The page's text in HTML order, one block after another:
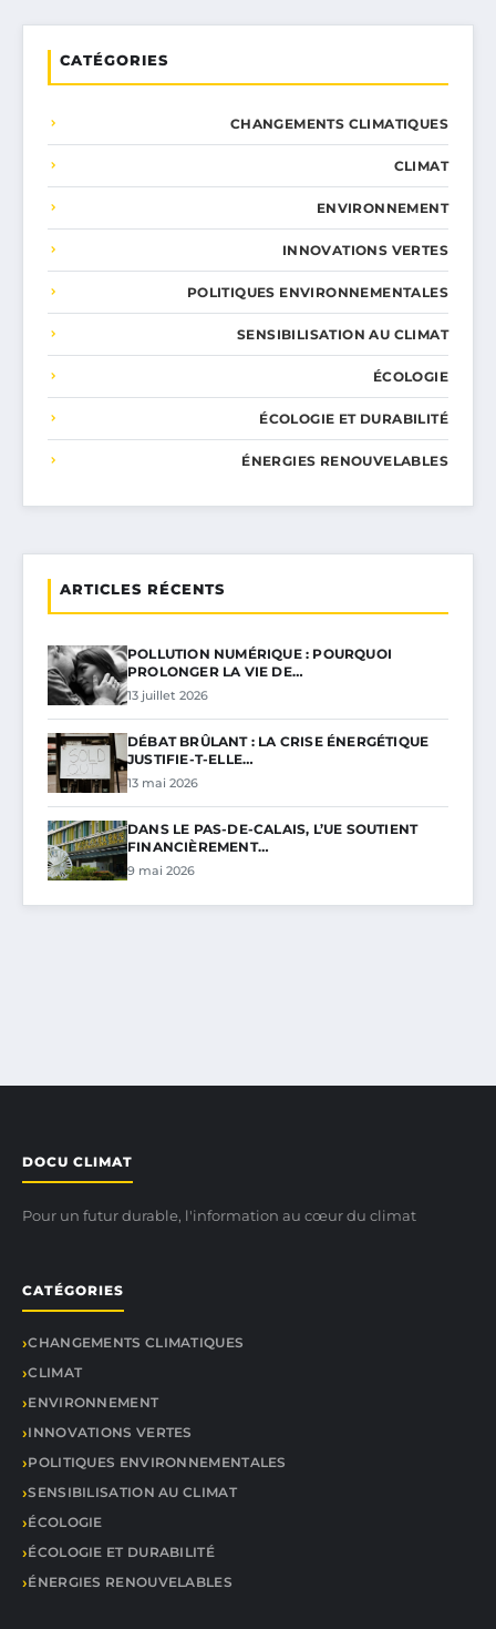
CATÉGORIES
CHANGEMENTS CLIMATIQUES
CLIMAT
ENVIRONNEMENT
INNOVATIONS VERTES
POLITIQUES ENVIRONNEMENTALES
SENSIBILISATION AU CLIMAT
ÉCOLOGIE
ÉCOLOGIE ET DURABILITÉ
ÉNERGIES RENOUVELABLES
ARTICLES RÉCENTS
POLLUTION NUMÉRIQUE : POURQUOI
PROLONGER LA VIE DE…
13 juillet 2026
DÉBAT BRÛLANT : LA CRISE ÉNERGÉTIQUE
JUSTIFIE-T-ELLE…
13 mai 2026
DANS LE PAS-DE-CALAIS, L’UE SOUTIENT
FINANCIÈREMENT…
9 mai 2026
DOCU CLIMAT
Pour un futur durable, l'information au cœur du climat
CATÉGORIES
CHANGEMENTS CLIMATIQUES
CLIMAT
ENVIRONNEMENT
INNOVATIONS VERTES
POLITIQUES ENVIRONNEMENTALES
SENSIBILISATION AU CLIMAT
ÉCOLOGIE
ÉCOLOGIE ET DURABILITÉ
ÉNERGIES RENOUVELABLES